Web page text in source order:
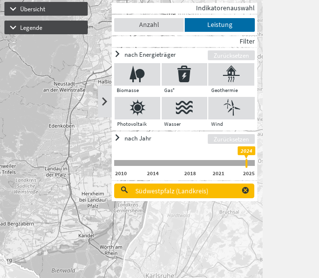
Übersicht
Legende
Indikatorenauswahl
Anzahl
Leistung
Filter
nach Energieträger
Zurücksetzen
Biomasse Gas* Geothermie
Photovoltaik Wasser Wind
nach Jahr Zurücksetzen
2024
2010 2014 2018 2021 2025